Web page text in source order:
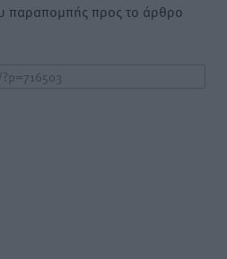
παραπομπής προς το άρθρο